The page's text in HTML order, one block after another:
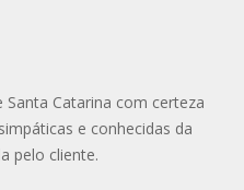
Catarina com certeza
e conhecidas da
pelo cliente.